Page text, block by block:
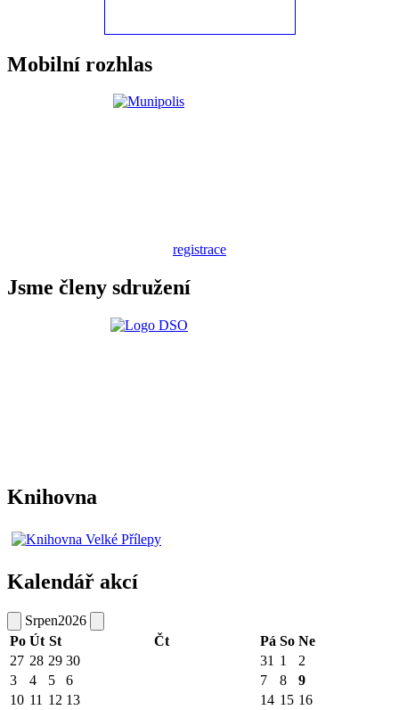
Mobilní rozhlas
registrace
Jsme členy sdružení
Knihovna
Kalendář akcí
Srpen2026
Po Út St Čt Pá So Ne
27 28 29 30 31 1
2
3
4 5 6 7 8
9
10 11 12 13 14 15 16